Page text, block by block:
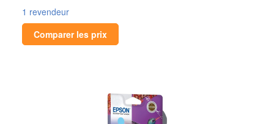
1 revendeur
Comparer les prix